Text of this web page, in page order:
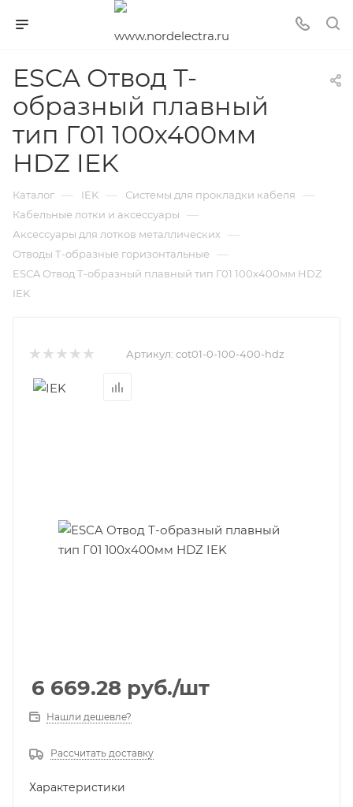
ESCA Отвод Т-
образный плавный
тип Г01 100х400мм
HDZ IEK
Каталог — IEK — Системы для прокладки кабеля —
Кабельные лотки и аксессуары —
Аксессуары для лотков металлических —
Отводы Т-образные горизонтальные —
ESCA Отвод Т-образный плавный тип Г01 100х400мм HDZ
IEK
Артикул: cot01-0-100-400-hdz
6 669.28 руб./шт
Нашли дешевле?
Рассчитать доставку
Характеристики